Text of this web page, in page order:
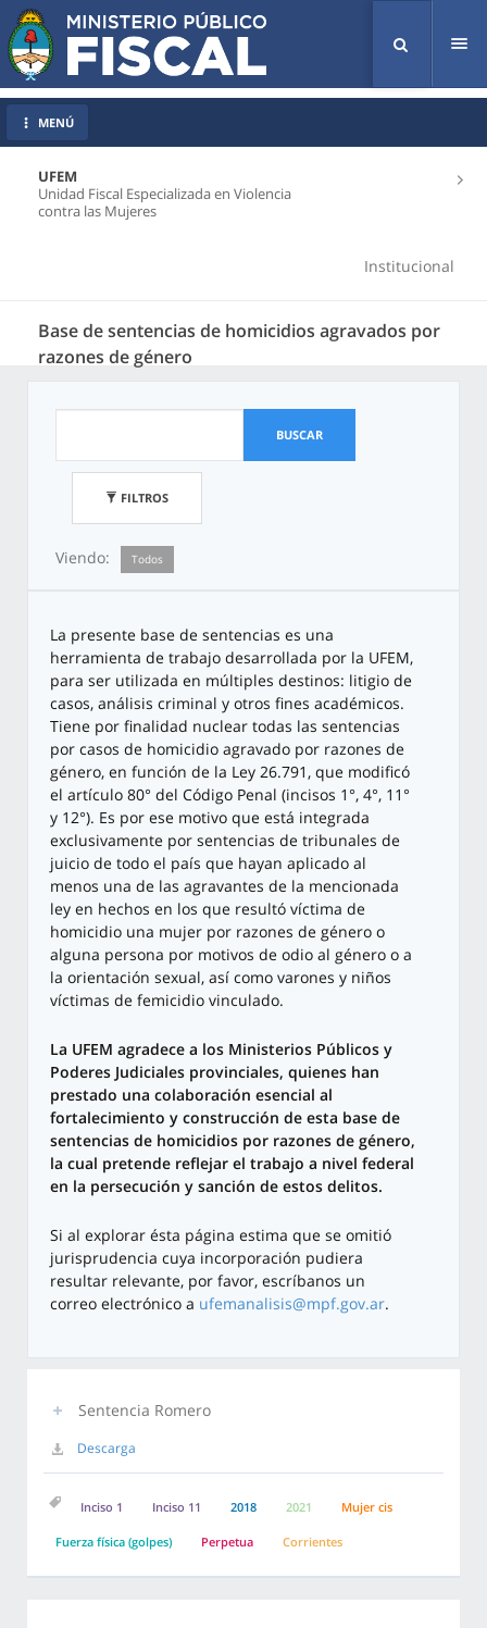
UFEM
Unidad Fiscal Especializada en Violencia
contra las Mujeres
Institucional
Base de sentencias de homicidios agravados por
razones de género
MENÚ
BUSCAR
FILTROS
Viendo: Todos
La presente base de sentencias es una
herramienta de trabajo desarrollada por la UFEM,
para ser utilizada en múltiples destinos: litigio de
casos, análisis criminal y otros fines académicos.
Tiene por finalidad nuclear todas las sentencias
por casos de homicidio agravado por razones de
género, en función de la Ley 26.791, que modificó
el artículo 80° del Código Penal (incisos 1°, 4°, 11°
y 12°). Es por ese motivo que está integrada
exclusivamente por sentencias de tribunales de
juicio de todo el país que hayan aplicado al
menos una de las agravantes de la mencionada
ley en hechos en los que resultó víctima de
homicidio una mujer por razones de género o
alguna persona por motivos de odio al género o a
la orientación sexual, así como varones y niños
víctimas de femicidio vinculado.
La UFEM agradece a los Ministerios Públicos y
Poderes Judiciales provinciales, quienes han
prestado una colaboración esencial al
fortalecimiento y construcción de esta base de
sentencias de homicidios por razones de género,
la cual pretende reflejar el trabajo a nivel federal
en la persecución y sanción de estos delitos.
Si al explorar ésta página estima que se omitió
jurisprudencia cuya incorporación pudiera
resultar relevante, por favor, escríbanos un
correo electrónico a ufemanalisis@mpf.gov.ar.
Sentencia Romero
Descarga
Inciso 1 Inciso 11 2018 2021 Mujer cis
Fuerza física (golpes) Perpetua Corrientes